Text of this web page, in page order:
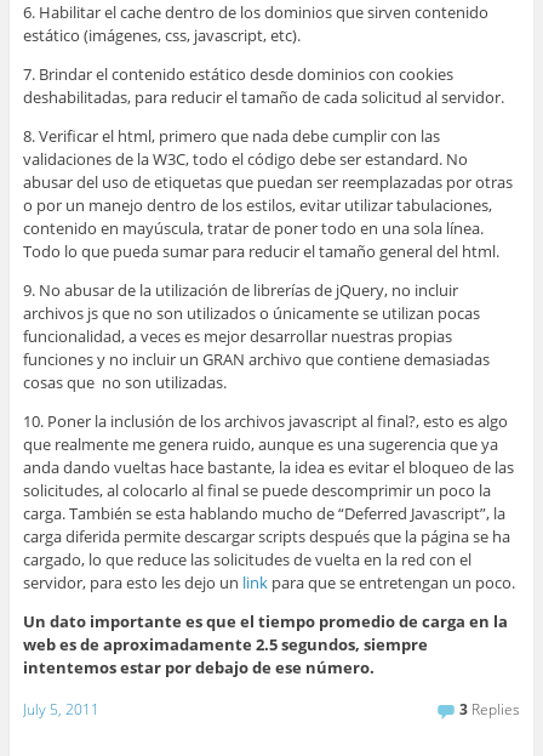
6. Habilitar el cache dentro de los dominios que sirven contenido
estático (imágenes, css, javascript, etc).
7. Brindar el contenido estático desde dominios con cookies
deshabilitadas, para reducir el tamaño de cada solicitud al servidor.
8. Verificar el html, primero que nada debe cumplir con las
validaciones de la W3C, todo el código debe ser estandard. No
abusar del uso de etiquetas que puedan ser reemplazadas por otras
o por un manejo dentro de los estilos, evitar utilizar tabulaciones,
contenido en mayúscula, tratar de poner todo en una sola línea.
Todo lo que pueda sumar para reducir el tamaño general del html.
9. No abusar de la utilización de librerías de jQuery, no incluir
archivos js que no son utilizados o únicamente se utilizan pocas
funcionalidad, a veces es mejor desarrollar nuestras propias
funciones y no incluir un GRAN archivo que contiene demasiadas
cosas que no son utilizadas.
10. Poner la inclusión de los archivos javascript al final?, esto es algo
que realmente me genera ruido, aunque es una sugerencia que ya
anda dando vueltas hace bastante, la idea es evitar el bloqueo de las
solicitudes, al colocarlo al final se puede descomprimir un poco la
carga. También se esta hablando mucho de “Deferred Javascript”, la
carga diferida permite descargar scripts después que la página se ha
cargado, lo que reduce las solicitudes de vuelta en la red con el
servidor, para esto les dejo un link para que se entretengan un poco.
Un dato importante es que el tiempo promedio de carga en la
web es de aproximadamente 2.5 segundos, siempre
intentemos estar por debajo de ese número.
July 5, 2011 3 Replies